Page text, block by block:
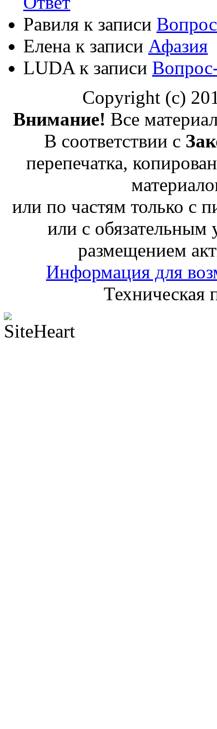
Равиля к записи
Елена к записи Афазия
LUDAк записи
Copyright (c)
Внимание! Все
В соответствии с
перепечатка,
или по частям только с
или с
размещением
Информация для
Техническая